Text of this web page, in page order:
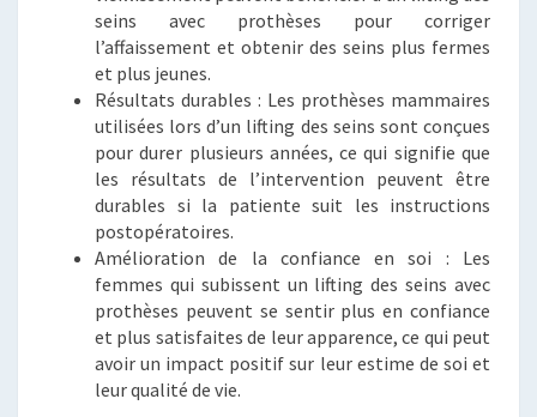
seins avec prothèses pour corriger
l’affaissement et obtenir des seins plus fermes
et plus jeunes.
Résultats durables : Les prothèses mammaires
utilisées lors d’un lifting des seins sont conçues
pour durer plusieurs années, ce qui signifie que
les résultats de l’intervention peuvent être
durables si la patiente suit les instructions
postopératoires.
Amélioration de la confiance en soi : Les
femmes qui subissent un lifting des seins avec
prothèses peuvent se sentir plus en confiance
et plus satisfaites de leur apparence, ce qui peut
avoir un impact positif sur leur estime de soi et
leur qualité de vie.